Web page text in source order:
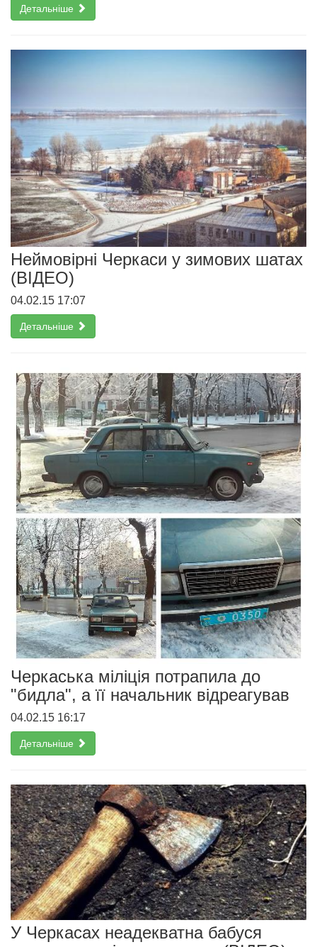
Детальніше
Неймовірні Черкаси у зимових шатах
(ВІДЕО)
04.02.15 17:07
Детальніше
Черкаська міліція потрапила до
"бидла", а її начальник відреагував
04.02.15 16:17
Детальніше
У Черкасах неадекватна бабуся